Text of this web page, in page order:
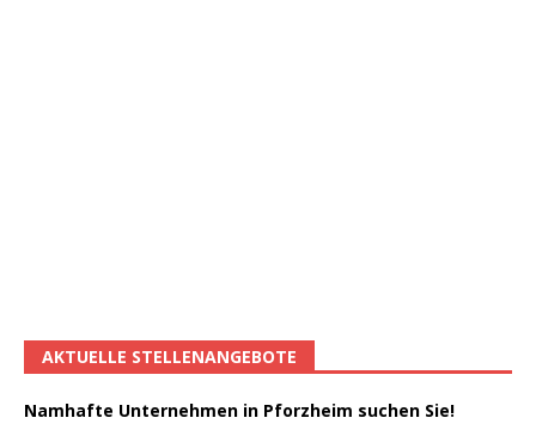
AKTUELLE STELLENANGEBOTE
Namhafte Unternehmen in Pforzheim suchen Sie!